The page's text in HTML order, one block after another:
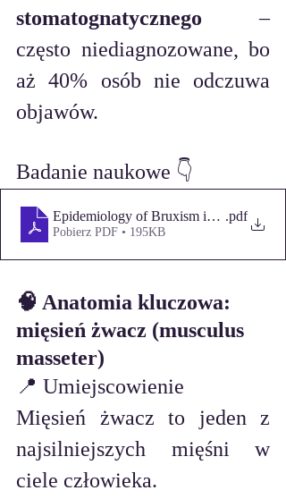
stomatognatycznego –
często niediagnozowane, bo
aż 40% osób nie odczuwa
objawów.
Badanie naukowe 👇
Epidemiology of Bruxism in Adults
.pdf
Pobierz PDF • 195KB
🧠 Anatomia kluczowa:
mięsień żwacz (musculus
masseter)
📍 Umiejscowienie
Mięsień żwacz to jeden z
najsilniejszych mięśni w
ciele człowieka.